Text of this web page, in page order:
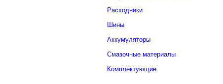
Расходники
Шины
Аккумуляторы
Смазочные материалы
Комплектующие